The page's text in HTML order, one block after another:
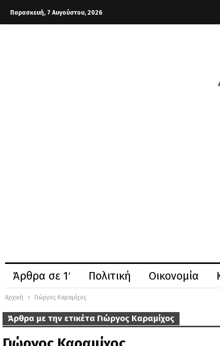
Παρασκευή, 7 Αυγούστου, 2026
Άρθρα σε 1′ Πολιτική Οικονομία
Αρχική Γιώργος Καραμίχος
Άρθρα με την ετικέτα Γιώργος Καραμίχος